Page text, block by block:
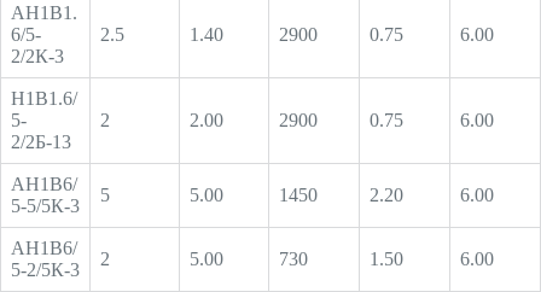
АН1В1.
6/5-
2/2К-3
2.5 1.40 2900 0.75 6.00
Н1В1.6/
5-
2/2Б-13
2 2.00 2900 0.75 6.00
АН1В6/
5-5/5К-3
5 5.00 1450 2.20 6.00
АН1В6/
5-2/5К-3
2 5.00 730 1.50 6.00